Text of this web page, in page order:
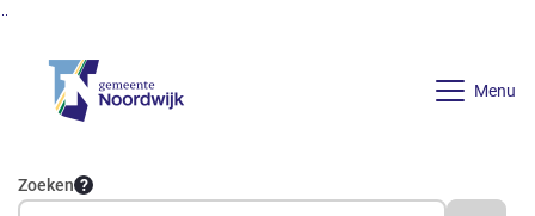
Menu
Zoeken